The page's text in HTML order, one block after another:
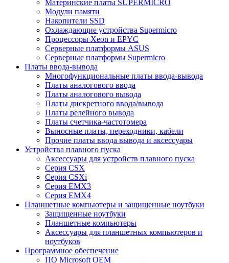
Материнские платы SUPERMICRO
Модули памяти
Накопители SSD
Охлаждающие устройства Supermicro
Процессоры Xeon и EPYC
Серверные платформы ASUS
Серверные платформы Supermicro
Платы ввода-вывода
Многофункциональные платы ввода-вывода
Платы аналогового ввода
Платы аналогового вывода
Платы дискретного ввода/вывода
Платы релейного вывода
Платы счетчика-частотомера
Выносные платы, переходники, кабели
Прочие платы ввода вывода и аксессуары
Устройства плавного пуска
Аксессуары для устройств плавного пуска
Серия CSX
Серия CSXi
Серия EMX3
Серия EMX4
Планшетные компьютеры и защищенные ноутбуки
Защищенные ноутбуки
Планшетные компьютеры
Аксессуары для планшетных компьютеров и
ноутбуков
Программное обеспечение
ПО Microsoft OEM